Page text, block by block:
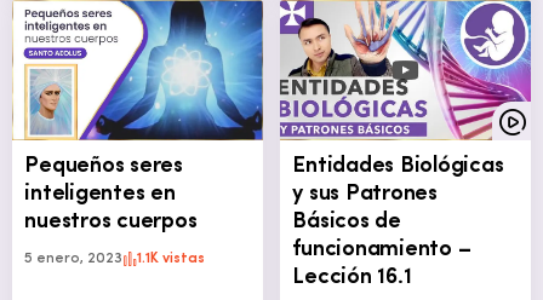
Pequeños seres
inteligentes en
nuestros cuerpos
5 enero, 2023 1.1K vistas
Entidades Biológicas
y sus Patrones
Básicos de
funcionamiento –
Lección 16.1